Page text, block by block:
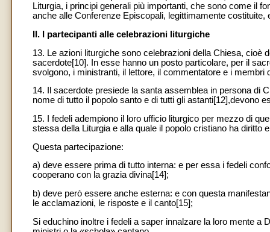
Liturgia, i principi generali più importanti, che sono come il
anche alle Conferenze Episcopali, legittimamente costituite,
II. I partecipanti alle celebrazioni liturgiche
13. Le azioni liturgiche sono celebrazioni della Chiesa, cioè
sacerdote[10]. In esse hanno un posto particolare, per il
svolgono, i ministranti, il lettore, il commentatore e i membri
14. Il sacerdote presiede la santa assemblea in persona di
nome di tutto il popolo santo e di tutti gli astanti[12],devono
15. I fedeli adempiono il loro ufficio liturgico per mezzo di
stessa della Liturgia e alla quale il popolo cristiano ha diritto
Questa partecipazione:
a) deve essere prima di tutto interna: e per essa i fedeli
cooperano con la grazia divina[14];
b) deve però essere anche esterna: e con questa
le acclamazioni, le risposte e il canto[15];
Si educhino inoltre i fedeli a saper innalzare la loro mente